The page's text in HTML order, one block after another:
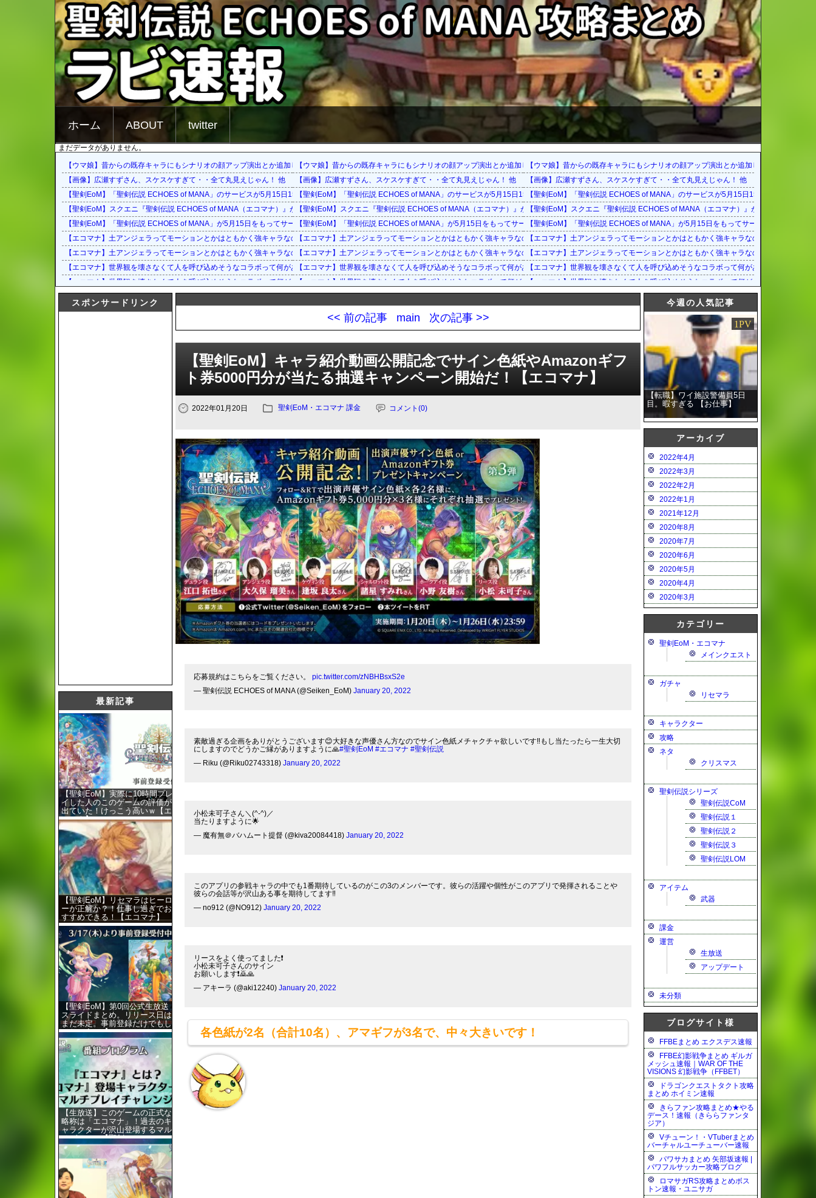
ホーム ABOUT twitter
まだデータがありません。
【ウマ娘】昔からの既存キャラにもシナリオの顔アップ演出とか追加してください
【画像】広瀬すずさん、スケスケすぎて・・全て丸見えじゃん！ 他
【聖剣EoM】「聖剣伝説 ECHOES of MANA」のサービスが5月15日15：00をもって終了に
【聖剣EoM】スクエニ『聖剣伝説 ECHOES of MANA（エコマナ）』が2023年5月15日をもって運営サービス終了を発表
【聖剣EoM】「聖剣伝説 ECHOES of MANA」が5月15日をもってサービス終了に
【エコマナ】土アンジェラってモーションとかはともかく強キャラなの？
【エコマナ】土アンジェラってモーションとかはともかく強キャラなの？
【エコマナ】世界観を壊さなくて人を呼び込めそうなコラボって何があるだろう？
【エコマナ】世界観を壊さなくて人を呼び込めそうなコラボって何があるだろう？
【エコマナ】「はにかみサンタクロースガチャ」の開催が予告されたぞ！
【エコマナ】「はにかみサンタクロースガチャ」の開催が予告されたぞ！
「聖剣伝説 ECHOES of MANA」公式生放送#3を，9月27日20:00より配信
「聖剣伝説 ECHOES of MANA」“400万DL記念キャンペーン”を開催
【ウマ娘】昔からの既存キャラにもシナリオの顔アップ演出とか追加してください
【画像】広瀬すずさん、スケスケすぎて・・全て丸見えじゃん！ 他
【聖剣EoM】「聖剣伝説 ECHOES of MANA」のサービスが5月15日15：00をもって終了に
【聖剣EoM】スクエニ『聖剣伝説 ECHOES of MANA（エコマナ）』が2023年5月15日をもって運営サービス終了を発表
【聖剣EoM】「聖剣伝説 ECHOES of MANA」が5月15日をもってサービス終了に
【エコマナ】土アンジェラってモーションとかはともかく強キャラなの？
【エコマナ】土アンジェラってモーションとかはともかく強キャラなの？
【エコマナ】世界観を壊さなくて人を呼び込めそうなコラボって何があるだろう？
【エコマナ】世界観を壊さなくて人を呼び込めそうなコラボって何があるだろう？
【エコマナ】「はにかみサンタクロースガチャ」の開催が予告されたぞ！
【エコマナ】メインクエストシーズン2 第2章の追加が予告されたぞ！
「聖剣伝説 ECHOES of MANA」公式生放送#3を，9月27日20:00より配信
「聖剣伝説 ECHOES of MANA」“400万DL記念キャンペーン”を開催
【ウマ娘】昔からの既存キャラにもシナリオの顔アップ演出とか追加してください
【画像】広瀬すずさん、スケスケすぎて・・全て丸見えじゃん！ 他
【聖剣EoM】「聖剣伝説 ECHOES of MANA」のサービスが5月15日15：00をもって終
【聖剣EoM】スクエニ『聖剣伝説 ECHOES of MANA（エコマナ）』が2023年5月15日
【聖剣EoM】「聖剣伝説 ECHOES of MANA」が5月15日をもってサービス終了に
【エコマナ】土アンジェラってモーションとかはともかく強キャラなの？
【エコマナ】土アンジェラってモーションとかはともかく強キャラなの？
【エコマナ】世界観を壊さなくて人を呼び込めそうなコラボって何があるだろう？
【エコマナ】世界観を壊さなくて人を呼び込めそうなコラボって何があるだろう？
【エコマナ】「はにかみサンタクロースガチャ」の開催が予告されたぞ！
【エコマナ】「はにかみサンタクロースガチャ」の開催が予告されたぞ！
【エコマナ】メインクエストシーズン2 第2章の追加が予告されたぞ！
【エコマナ】サフォーとマリーナは1話で消費するにはもったいないコンビだった
「聖剣伝説 ECHOES of MANA」公式生放送#3を，9月27日20:00より配信
「聖剣伝説 ECHOES of MANA」“400万DL記念キャンペーン”を開催
スポンサードリンク
最新記事
【聖剣EoM】実際に10時間プレ
イした人のこのゲームの評価が
出ていた！けっこう高いｗ【エ
コマナ】
【聖剣EoM】リセマラはヒーロ
ーが正解か？！仕事し過ぎでお
すすめできる！【エコマナ】
【聖剣EoM】第0回公式生放送
スライドまとめ。リリース日は
まだ未定。事前登録だけでもし
ておこう！【エ…
【生放送】このゲームの正式な
略称は「エコマナ」！過去のキ
ャラクターが沢山登場するマル
チゲーム！【聖剣…
<< 前の記事 main 次の記事 >>
【聖剣EoM】キャラ紹介動画公開記念でサイン色紙やAmazonギフ
ト券5000円分が当たる抽選キャンペーン開始だ！【エコマナ】
2022年01月20日 聖剣EoM・エコマナ 課金 コメント(0)
応募規約はこちらをご覧ください。 pic.twitter.com/zNBHBsxS2e
— 聖剣伝説 ECHOES of MANA (@Seiken_EoM) January 20, 2022
素敵過ぎる企画をありがとうございます😊大好きな声優さん方なのでサイン色紙メチャクチャ欲しいです‼️もし当たったら一生大切
にしますのでどうかご縁がありますように🙏#聖剣EoM #エコマナ #聖剣伝説
— Riku (@Riku02743318) January 20, 2022
小松未可子さん＼(^-^)／
当たりますように🌟
— 魔有無＠バハムート提督 (@kiva20084418) January 20, 2022
このアプリの参戦キャラの中でも1番期待しているのがこの3のメンバーです。彼らの活躍や個性がこのアプリで発揮されることや
彼らの会話等が沢山ある事を期待してます‼︎
— no912 (@NO912) January 20, 2022
リースをよく使ってました❗
小松未可子さんのサイン
お願いします❗🙇🙏
— アキーラ (@aki12240) January 20, 2022
各色紙が2名（合計10名）、アマギフが3名で、中々大きいです！
今週の人気記事
【転職】ワイ施設警備員5日
目。暇すぎる 【お仕事】
1PV
アーカイブ
2022年4月
2022年3月
2022年2月
2022年1月
2021年12月
2020年8月
2020年7月
2020年6月
2020年5月
2020年4月
2020年3月
カテゴリー
聖剣EoM・エコマナ
メインクエスト
ガチャ
リセマラ
キャラクター
攻略
ネタ
クリスマス
聖剣伝説シリーズ
聖剣伝説CoM
聖剣伝説１
聖剣伝説２
聖剣伝説３
聖剣伝説LOM
アイテム
武器
課金
運営
生放送
アップデート
未分類
ブログサイト様
FFBEまとめ エクスデス速報
FFBE幻影戦争まとめ ギルガ
メッシュ速報｜WAR OF THE
VISIONS 幻影戦争（FFBET）
ドラゴンクエストタクト攻略
まとめ ホイミン速報
きらファン攻略まとめ★やる
デース！速報（きららファンタ
ジア）
Vチューン！・VTuberまとめ
バーチャルユーチューバー速報
パワサカまとめ 矢部坂速報 |
パワフルサッカー攻略ブログ
ロマサガRS攻略まとめボス
トン速報・ユニサガ